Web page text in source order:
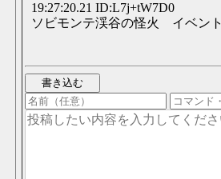
19:27:20.21 ID:L7j+tW7D0
ソビモンテ渓谷の怪火 イベント